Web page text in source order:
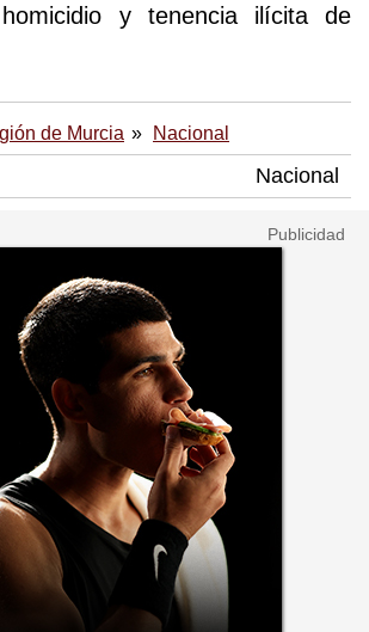
y tenencia ilícita de
de Murcia Nacional
Nacional